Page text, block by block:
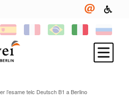
l’esame telc Deutsch B1 a Berlino